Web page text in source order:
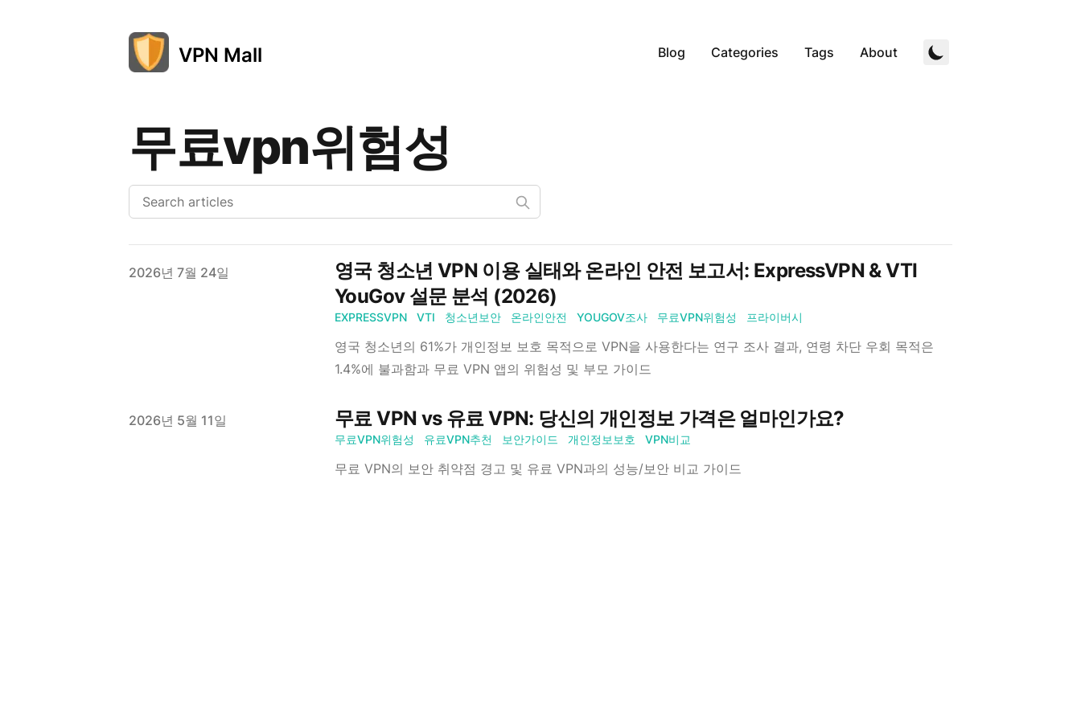
VPN Mall Blog Categories Tags About
무료vpn위험성
Published on
2026년 7월 24일
영국 청소년 VPN 이용 실태와 온라인 안전 보고서: ExpressVPN & VTI
YouGov 설문 분석 (2026)
EXPRESSVPN VTI 청소년보안 온라인안전 YOUGOV조사 무료VPN위험성 프라이버시
영국 청소년의 61%가 개인정보 보호 목적으로 VPN을 사용한다는 연구 조사 결과, 연령 차단 우회 목적은
1.4%에 불과함과 무료 VPN 앱의 위험성 및 부모 가이드
Published on
2026년 5월 11일 무료 VPN vs 유료 VPN: 당신의 개인정보 가격은 얼마인가요?
무료VPN위험성 유료VPN추천 보안가이드 개인정보보호 VPN비교
무료 VPN의 보안 취약점 경고 및 유료 VPN과의 성능/보안 비교 가이드